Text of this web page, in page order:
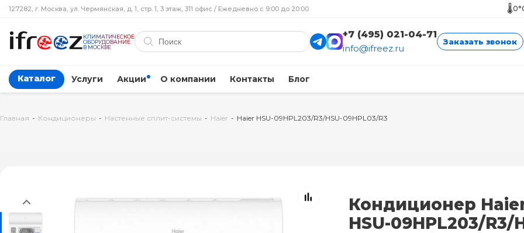
127282, г. Москва, ул. Чермянская, д. 1, стр. 1, 3 этаж, 311 офис / Ежедневно с 9:00 до 20:00 🌡️
КЛИМАТИЧЕСКОЕ
ОБОРУДОВАНИЕ
В МОСКВЕ
+7 (495) 021-04-71
info@ifreez.ru
Заказать звонок
Каталог Услуги Акции О компании Контакты Блог
Главная - Кондиционеры - Настенные сплит-системы - Haier - Haier HSU-09HPL203/R3/HSU-09HPL03/R3
Кондиционер
HSU-09HPL203/R3/